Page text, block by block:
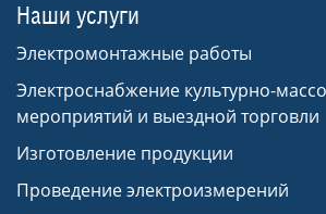
Наши услуги
Электромонтажные работы
Электроснабжение культурно-
мероприятий и выездной торговли
Изготовление продукции
Проведение электроизмерений